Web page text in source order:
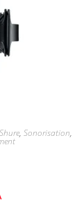
Shure,Sonorisation,